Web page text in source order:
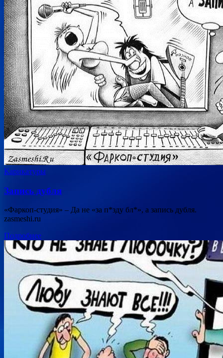
Карикатуры
Запись дубля
«Фаркоп-студия» – Да не «за п*зду бл*», а запись дубля.
zasmeshi.ru
Подробнее